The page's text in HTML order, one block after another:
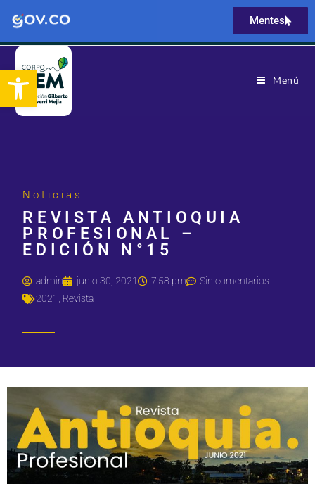
Abrir barra de herramientas
Mentes
Menú
Noticias
REVISTA ANTIOQUIA
PROFESIONAL –
EDICIÓN N°15
admin junio 30, 2021 7:58 pm
Sin comentarios
2021 , Revista